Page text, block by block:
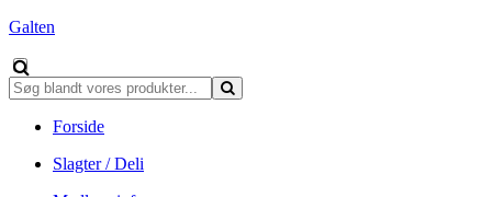
Galten
Forside
Slagter / Deli